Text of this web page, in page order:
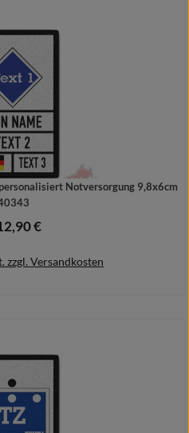
Notversorgung 9,8x6cm
Preis:
€
zzgl. Versandkosten